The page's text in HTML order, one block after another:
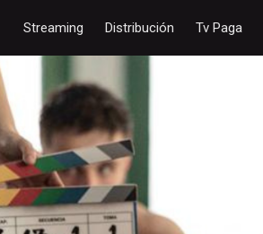
Streaming Distribución Tv Paga